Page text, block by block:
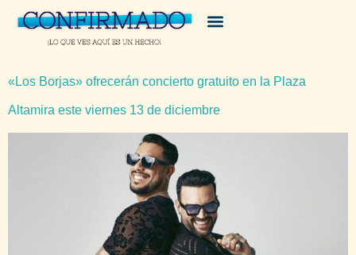
«Los Borjas» ofrecerán concierto gratuito en la Plaza
Altamira este viernes 13 de diciembre